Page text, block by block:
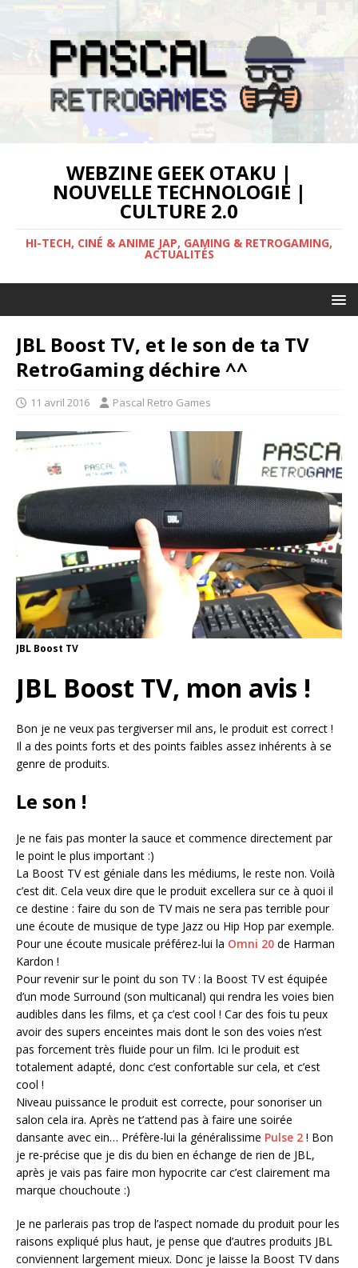
WEBZINE GEEK OTAKU |
NOUVELLE TECHNOLOGIE |
CULTURE 2.0
HI-TECH, CINÉ & ANIME JAP, GAMING & RETROGAMING,
ACTUALITÉS
JBL Boost TV, et le son de ta TV
RetroGaming déchire ^^
11 avril 2016 Pascal Retro Games
JBL Boost TV
JBL Boost TV, mon avis !
Bon je ne veux pas tergiverser mil ans, le produit est correct !
Il a des points forts et des points faibles assez inhérents à se
genre de produits.
Le son !
Je ne fais pas monter la sauce et commence directement par
le point le plus important :)
La Boost TV est géniale dans les médiums, le reste non. Voilà
c’est dit. Cela veux dire que le produit excellera sur ce à quoi il
ce destine : faire du son de TV mais ne sera pas terrible pour
une écoute de musique de type Jazz ou Hip Hop par exemple.
Pour une écoute musicale préférez-lui la Omni 20 de Harman
Kardon !
Pour revenir sur le point du son TV : la Boost TV est équipée
d’un mode Surround (son multicanal) qui rendra les voies bien
audibles dans les films, et ça c’est cool ! Car des fois tu peux
avoir des supers enceintes mais dont le son des voies n’est
pas forcement très fluide pour un film. Ici le produit est
totalement adapté, donc c’est confortable sur cela, et c’est
cool !
Niveau puissance le produit est correcte, pour sonoriser un
salon cela ira. Après ne t’attend pas à faire une soirée
dansante avec ein… Préfère-lui la généralissime Pulse 2 ! Bon
je re-précise que je dis du bien en échange de rien de JBL,
après je vais pas faire mon hypocrite car c’est clairement ma
marque chouchoute :)
Je ne parlerais pas trop de l’aspect nomade du produit pour les
raisons expliqué plus haut, je pense que d’autres produits JBL
conviennent largement mieux. Donc je laisse la Boost TV dans